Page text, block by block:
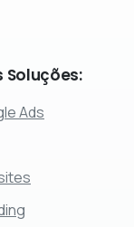
Soluções:
Ads